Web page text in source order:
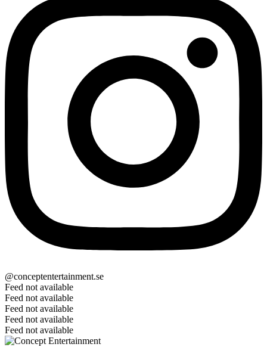
@conceptentertainment.se
Feed not available
Feed not available
Feed not available
Feed not available
Feed not available